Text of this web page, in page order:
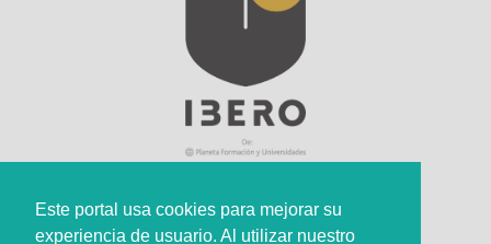
Este portal usa cookies para mejorar su
experiencia de usuario. Al utilizar nuestro